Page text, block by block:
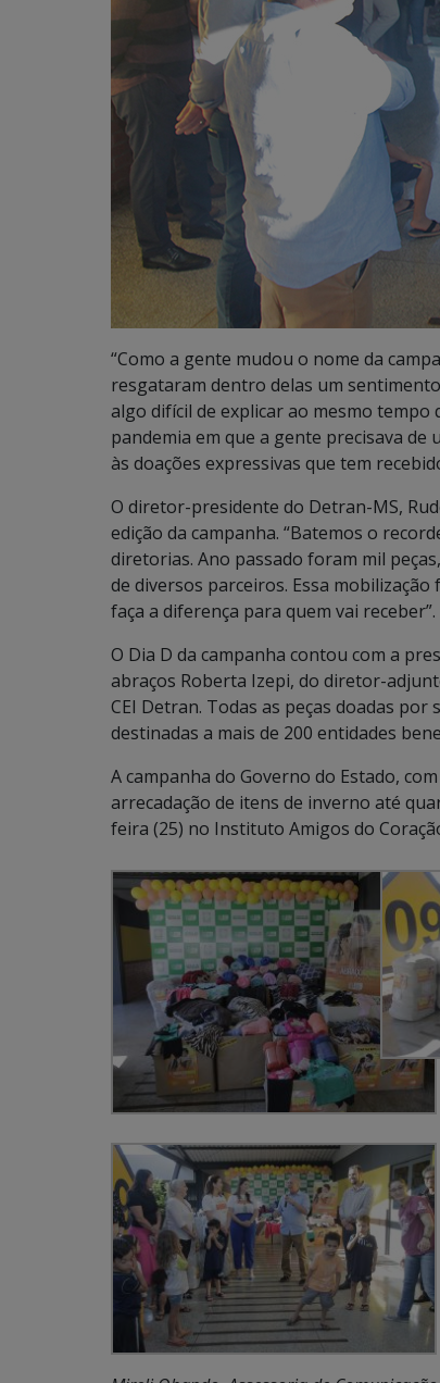
“Como a gente mudou o nome da
resgataram dentro delas um
algo difícil de explicar ao mesmo
pandemia em que a gente precisava
às doações expressivas que tem
O diretor-presidente do Detran-MS,
edição da campanha. “Batemos o
diretorias. Ano passado foram mil
de diversos parceiros. Essa
faça a diferença para quem vai receber”.
O Dia D da campanha contou com a
abraços Roberta Izepi, do diretor-
CEI Detran. Todas as peças doadas
destinadas a mais de 200 entidades
A campanha do Governo do Estado,
arrecadação de itens de inverno até
feira (25) no Instituto Amigos do